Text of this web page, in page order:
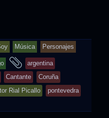
Música Personajes
and
tagged
argentina
Cantante
Coruña
Rial Picallo
pontevedra